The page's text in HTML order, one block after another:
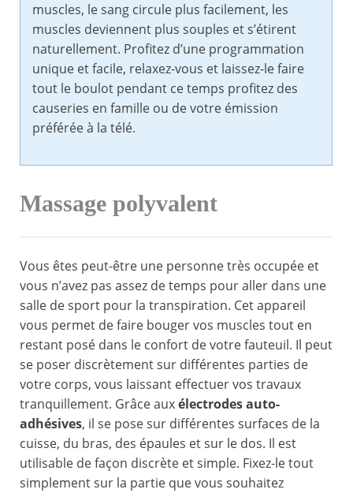
muscles, le sang circule plus facilement, les
muscles deviennent plus souples et s’étirent
naturellement. Profitez d’une programmation
unique et facile, relaxez-vous et laissez-le faire
tout le boulot pendant ce temps profitez des
causeries en famille ou de votre émission
préférée à la télé.
Massage polyvalent
Vous êtes peut-être une personne très occupée et
vous n’avez pas assez de temps pour aller dans une
salle de sport pour la transpiration. Cet appareil
vous permet de faire bouger vos muscles tout en
restant posé dans le confort de votre fauteuil. Il peut
se poser discrètement sur différentes parties de
votre corps, vous laissant effectuer vos travaux
tranquillement. Grâce auxélectrodes auto-
adhésives, il se pose sur différentes surfaces de la
cuisse, du bras, des épaules et sur le dos. Il est
utilisable de façon discrète et simple. Fixez-le tout
simplement sur la partie que vous souhaitez